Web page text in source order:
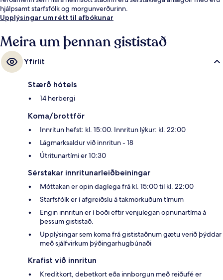
hjálpsamt starfsfólk og morgunverðurinn.
Upplýsingar um rétt til afbókunar
Meira um þennan gististað
Yfirlit
Stærð hótels
14 herbergi
Koma/brottför
Innritun hefst: kl. 15:00. Innritun lýkur: kl. 22:00
Lágmarksaldur við innritun - 18
Útritunartími er 10:30
Sérstakar innritunarleiðbeiningar
Móttakan er opin daglega frá kl. 15:00 til kl. 22:00
Starfsfólk er í afgreiðslu á takmörkuðum tímum
Engin innritun er í boði eftir venjulegan opnunartíma á
þessum gististað.
Upplýsingar sem koma frá gististaðnum gætu verið þýddar
með sjálfvirkum þýðingarhugbúnaði
Krafist við innritun
Kreditkort, debetkort eða innborgun með reiðufé er